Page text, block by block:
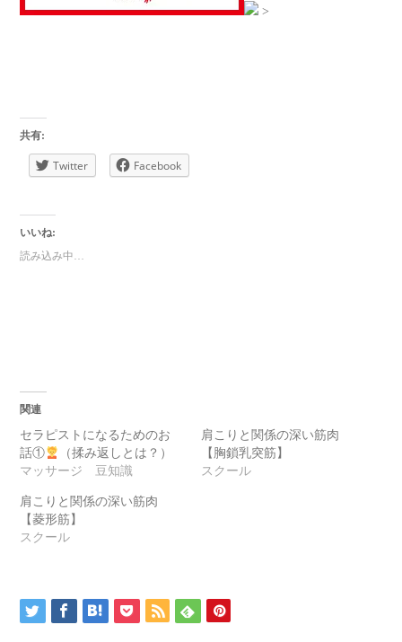
>
共有:
Twitter Facebook
いいね:
読み込み中…
関連
セラピストになるためのお
話①
（揉み返しとは？）
マッサージ 豆知識
肩こりと関係の深い筋肉
【胸鎖乳突筋】
スクール
肩こりと関係の深い筋肉
【菱形筋】
スクール